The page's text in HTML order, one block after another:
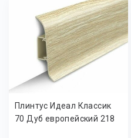
Плинтус Идеал Классик
70 Дуб европейский 218